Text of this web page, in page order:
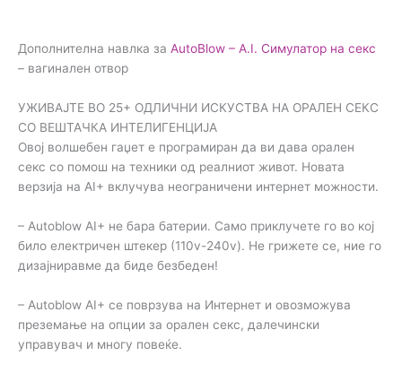
Дополнителна навлка за AutoBlow – A.I. Симулатор на секс
– вагинален отвор
УЖИВАЈТЕ ВО 25+ ОДЛИЧНИ ИСКУСТВА НА ОРАЛЕН СЕКС
СО ВЕШТАЧКА ИНТЕЛИГЕНЦИЈА
Овој волшебен гаџет е програмиран да ви дава орален
секс со помош на техники од реалниот живот. Новата
верзија на AI+ вклучува неограничени интернет можности.
– Autoblow AI+ не бара батерии. Само приклучете го во кој
било електричен штекер (110v-240v). Не грижете се, ние го
дизајниравме да биде безбеден!
– Autoblow AI+ се поврзува на Интернет и овозможува
преземање на опции за орален секс, далечински
управувач и многу повеќе.